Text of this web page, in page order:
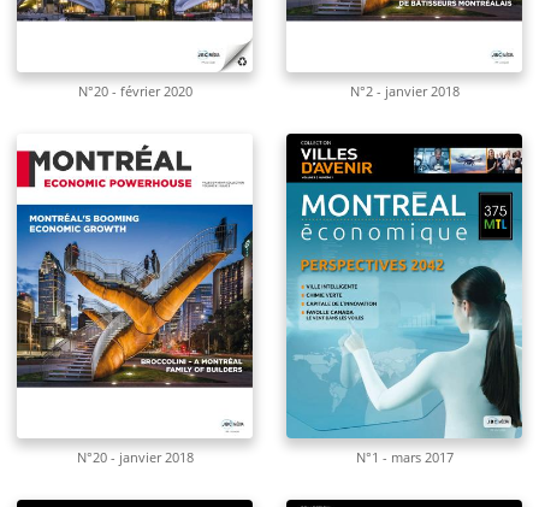
N°20 - février 2020 N°2 - janvier 2018
N°20 - janvier 2018 N°1 - mars 2017